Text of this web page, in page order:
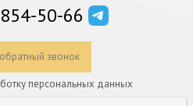
50-66
звонок
персональных данных